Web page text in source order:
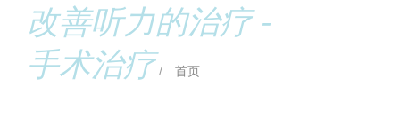
改善听力的治疗 -
手术治疗 / 首页